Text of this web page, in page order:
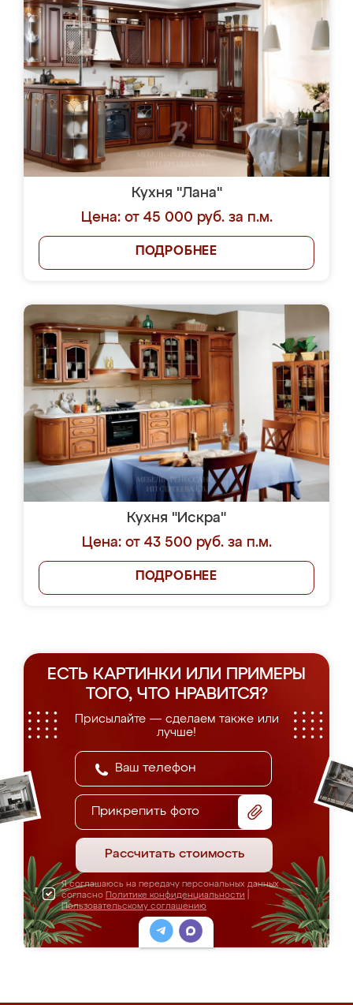
Кухня "Лана"
Цена: от 45 000 руб. за п.м.
ПОДРОБНЕЕ
Кухня "Искра"
Цена: от 43 500 руб. за п.м.
ПОДРОБНЕЕ
ЕСТЬ КАРТИНКИ ИЛИ ПРИМЕРЫ
ТОГО, ЧТО НРАВИТСЯ?
Присылайте — сделаем также или
лучше!
Прикрепить фото
Рассчитать стоимость
Я соглашаюсь на передачу персональных данных
согласно Политике конфиденциальности
Пользовательскому соглашению